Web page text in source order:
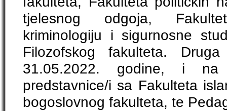
tjelesnog odgoja,
kriminologiju i sigurnosne
Filozofskog fakulteta.
31.05.2022. godine, i
predstavnice/i sa Fakulteta
bogoslovnog fakulteta, te